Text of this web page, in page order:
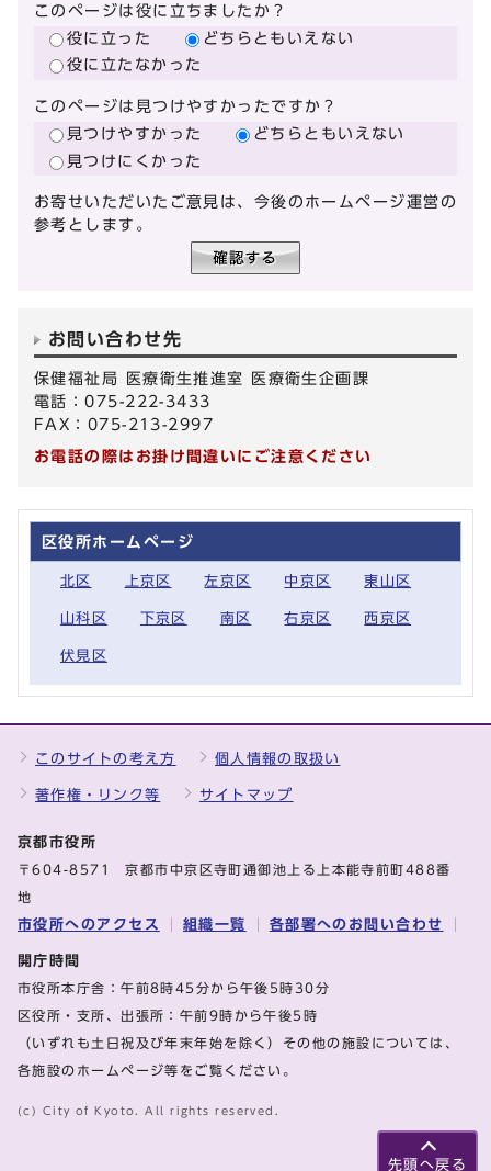
このページは役に立ちましたか？
役に立った
どちらともいえない
役に立たなかった
このページは見つけやすかったですか？
見つけやすかった
どちらともいえない
見つけにくかった
お寄せいただいたご意見は、今後のホームページ運営の
参考とします。
お問い合わせ先
保健福祉局 医療衛生推進室 医療衛生企画課
電話：075-222-3433
FAX：075-213-2997
お電話の際はお掛け間違いにご注意ください
区役所ホームページ
北区 上京区 左京区 中京区 東山区
山科区 下京区 南区 右京区 西京区
伏見区
先頭へ戻る
このサイトの考え方 個人情報の取扱い
著作権・リンク等 サイトマップ
京都市役所
〒604-8571 京都市中京区寺町通御池上る上本能寺前町488番
地
市役所へのアクセス 組織一覧 各部署へのお問い合わせ
開庁時間
市役所本庁舎：午前8時45分から午後5時30分
区役所・支所、出張所：午前9時から午後5時
（いずれも土日祝及び年末年始を除く）その他の施設については、
各施設のホームページ等をご覧ください。
(c) City of Kyoto. All rights reserved.